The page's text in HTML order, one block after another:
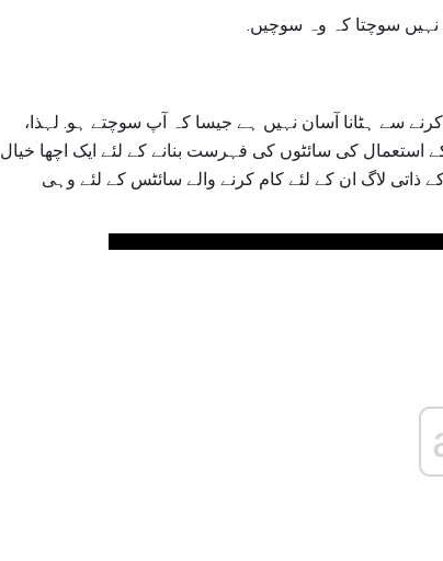
نہیں سوچتا کہ وہ سوچیں.
سے ہٹانا آسان نہیں ہے جیسا کہ آپ سوچتے ہو. لہذا،
کی سائٹوں کی فہرست بنانے کے لئے ایک اچھا خیال
ذاتی لاگ ان کے لئے کام کرنے والے سائٹس کے لئے وہی